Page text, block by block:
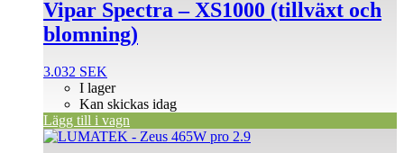
Vipar Spectra – XS1000 (tillväxt och
blomning)
3.032 SEK
I lager
Kan skickas idag
Lägg till i vagn